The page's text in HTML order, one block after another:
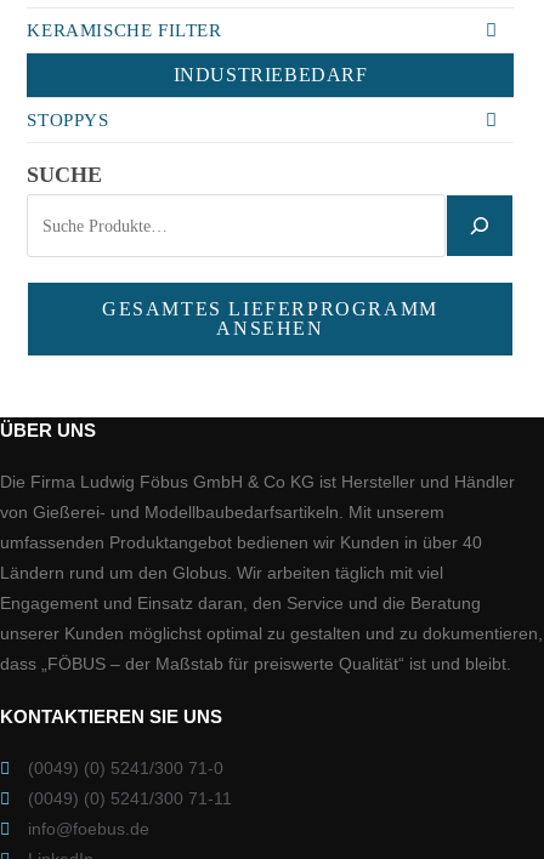
KERAMISCHE FILTER
INDUSTRIEBEDARF
STOPPYS
SUCHE
GESAMTES LIEFERPROGRAMM
ANSEHEN
ÜBER UNS
Die Firma Ludwig Föbus GmbH & Co KG ist Hersteller und Händler
von Gießerei- und Modellbaubedarfsartikeln. Mit unserem
umfassenden Produktangebot bedienen wir Kunden in über 40
Ländern rund um den Globus. Wir arbeiten täglich mit viel
Engagement und Einsatz daran, den Service und die Beratung
unserer Kunden möglichst optimal zu gestalten und zu dokumentieren,
dass „FÖBUS – der Maßstab für preiswerte Qualität“ ist und bleibt.
KONTAKTIEREN SIE UNS
(0049) (0) 5241/300 71-0
(0049) (0) 5241/300 71-11
info@foebus.de